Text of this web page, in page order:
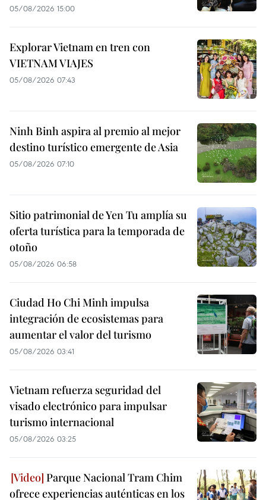
05/08/2026 15:00
Explorar Vietnam en tren con
VIETNAM VIAJES
05/08/2026 07:43
Ninh Binh aspira al premio al mejor
destino turístico emergente de Asia
05/08/2026 07:10
Sitio patrimonial de Yen Tu amplía su
oferta turística para la temporada de
otoño
05/08/2026 06:58
Ciudad Ho Chi Minh impulsa
integración de ecosistemas para
aumentar el valor del turismo
05/08/2026 03:41
Vietnam refuerza seguridad del
visado electrónico para impulsar
turismo internacional
05/08/2026 03:25
Parque Nacional Tram Chim
ofrece experiencias auténticas en los